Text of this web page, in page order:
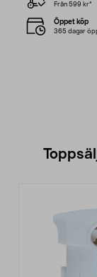
Från 599 kr*
Öppet köp
365 dagar